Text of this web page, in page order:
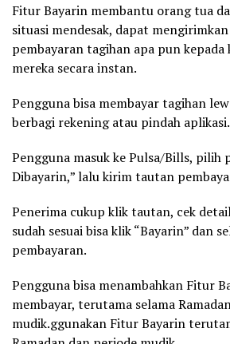
Fitur Bayarin membantu orang tua
situasi mendesak, dapat
pembayaran tagihan apa pun kepada
mereka secara instan.
Pengguna bisa membayar tagihan
berbagi rekening atau pindah aplikasi.
Pengguna masuk ke Pulsa/Bills, pilih
Dibayarin,” lalu kirim tautan
Penerima cukup klik tautan, cek
sudah sesuai bisa klik “Bayarin” dan
pembayaran.
Pengguna bisa menambahkan Fitur
membayar, terutama selama
mudik.ggunakan Fitur Bayarin